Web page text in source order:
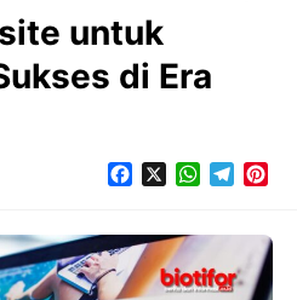
untuk
di Era
FacebookWhatsApp